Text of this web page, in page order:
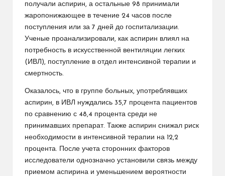
получали аспирин, а остальные 98 принимали
жаропонижающее в течение 24 часов после
поступления или за 7 дней до госпитализации.
Ученые проанализировали, как аспирин влиял на
потребность в искусственной вентиляции легких
(ИВЛ), поступление в отдел интенсивной терапии и
смертность.
Оказалось, что в группе больных, употреблявших
аспирин, в ИВЛ нуждались 35,7 процента пациентов
по сравнению с 48,4 процента среди не
принимавших препарат. Также аспирин снижал риск
необходимости в интенсивной терапии на 12,2
процента. После учета сторонних факторов
исследователи однозначно установили связь между
приемом аспирина и уменьшением вероятности